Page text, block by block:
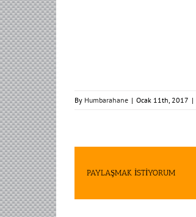
By Humbarahane | Ocak 11th, 2017 |
PAYLAŞMAK İSTİYORUM